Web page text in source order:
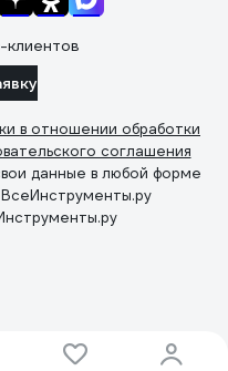
клиентов
в отношении обработки
соглашения
данные в любой форме